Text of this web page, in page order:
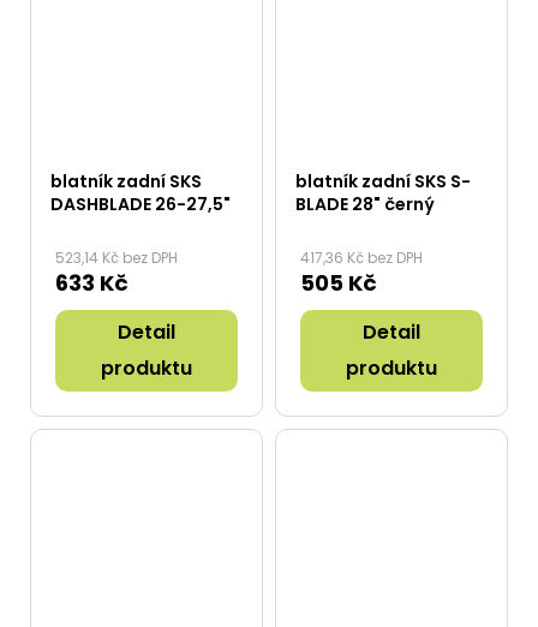
blatník zadní SKS
DASHBLADE 26-27,5"
523,14 Kč bez DPH
633 Kč
Detail
produktu
blatník zadní SKS S-
BLADE 28" černý
417,36 Kč bez DPH
505 Kč
Detail
produktu